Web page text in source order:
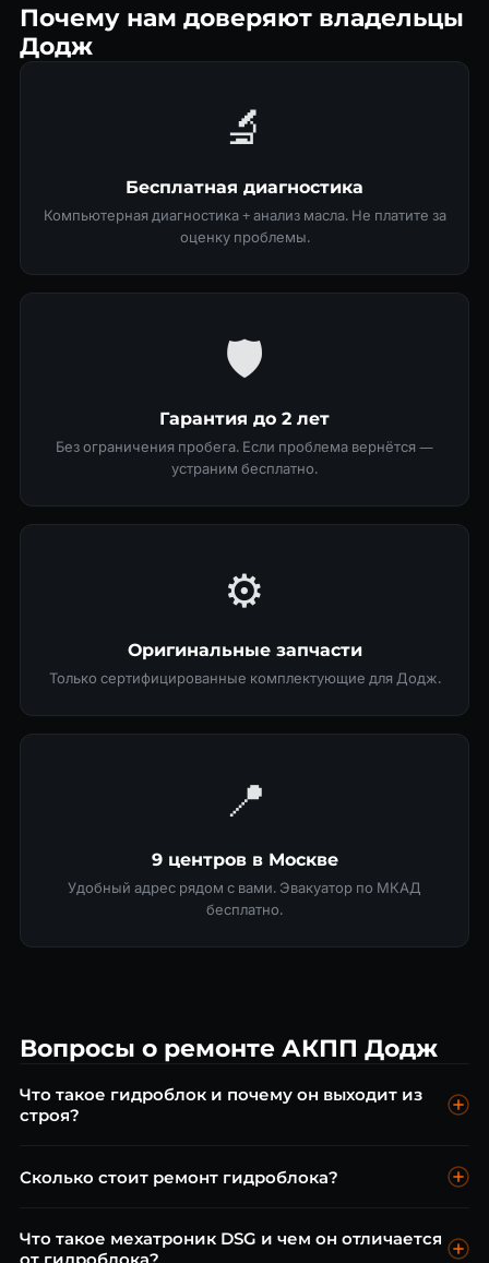
Почему нам доверяют владельцы
Додж
🔬
Бесплатная диагностика
Компьютерная диагностика + анализ масла. Не платите за
оценку проблемы.
🛡
Гарантия до 2 лет
Без ограничения пробега. Если проблема вернётся —
устраним бесплатно.
⚙️
Оригинальные запчасти
Только сертифицированные комплектующие для Додж.
📍
9 центров в Москве
Удобный адрес рядом с вами. Эвакуатор по МКАД
бесплатно.
Вопросы о ремонте АКПП Додж
Что такое гидроблок и почему он выходит из
строя?
давление масла. Выходит из строя из-за загрязнения
неподходящего ATF. Замена масла каждые 60 000 км
Сколько стоит ремонт гидроблока?
замена соленоидов от 3 000 ₽. Диагностика бесплатно.
Что такое мехатроник DSG и чем он отличается